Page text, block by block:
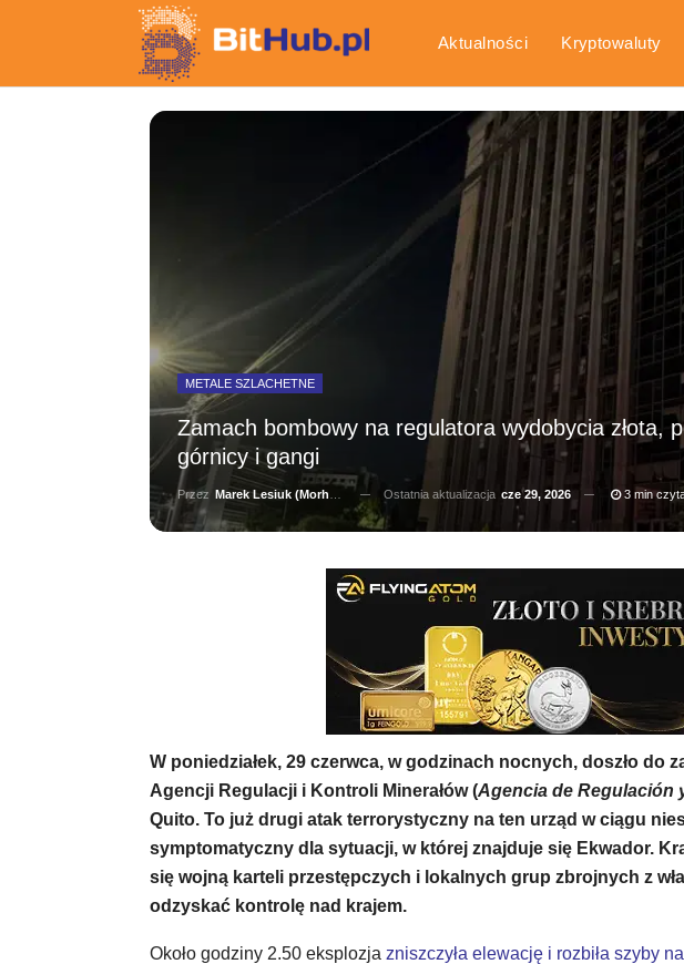
Aktualności Kryptowaluty
Gospodarka Poradniki
METALE SZLACHETNE
Zamach bombowy na regulatora wydobycia złota,
górnicy i gangi
Przez Marek Lesiuk (Morhainn) Ostatnia aktualizacja cze 29, 2026 3 min
W poniedziałek, 29 czerwca, w godzinach nocnych, doszło do
Agencji Regulacji i Kontroli Minerałów (Agencia de Regulación
Quito. To już drugi atak terrorystyczny na ten urząd w ciągu
symptomatyczny dla sytuacji, w której znajduje się Ekwador.
się wojną karteli przestępczych i lokalnych grup zbrojnych z
odzyskać kontrolę nad krajem.
Około godziny 2.50 eksplozja zniszczyła elewację i rozbiła szyby